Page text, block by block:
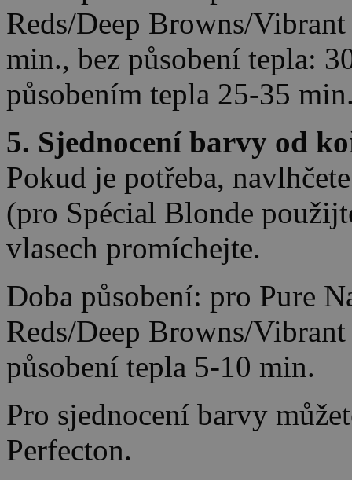
Reds/Deep Browns/
min., bez působení tepla:
působením tepla 25-35
5. Sjednocení barvy od
Pokud je potřeba,
(pro Spécial Blonde
vlasech promíchejte.
Doba působení: pro Pure
Reds/Deep Browns/
působení tepla 5-10 min.
Pro sjednocení barvy
Perfecton.